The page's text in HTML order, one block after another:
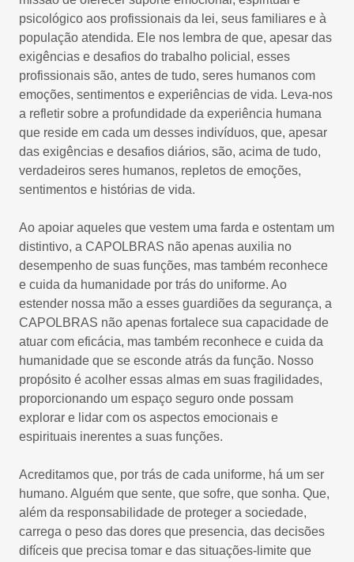
psicológico aos profissionais da lei, seus familiares e à
população atendida. Ele nos lembra de que, apesar das
exigências e desafios do trabalho policial, esses
profissionais são, antes de tudo, seres humanos com
emoções, sentimentos e experiências de vida. Leva-nos
a refletir sobre a profundidade da experiência humana
que reside em cada um desses indivíduos, que, apesar
das exigências e desafios diários, são, acima de tudo,
verdadeiros seres humanos, repletos de emoções,
sentimentos e histórias de vida.
Ao apoiar aqueles que vestem uma farda e ostentam um
distintivo, a CAPOLBRAS não apenas auxilia no
desempenho de suas funções, mas também reconhece
e cuida da humanidade por trás do uniforme. Ao
estender nossa mão a esses guardiões da segurança, a
CAPOLBRAS não apenas fortalece sua capacidade de
atuar com eficácia, mas também reconhece e cuida da
humanidade que se esconde atrás da função. Nosso
propósito é acolher essas almas em suas fragilidades,
proporcionando um espaço seguro onde possam
explorar e lidar com os aspectos emocionais e
espirituais inerentes a suas funções.
Acreditamos que, por trás de cada uniforme, há um ser
humano. Alguém que sente, que sofre, que sonha. Que,
além da responsabilidade de proteger a sociedade,
carrega o peso das dores que presencia, das decisões
difíceis que precisa tomar e das situações-limite que